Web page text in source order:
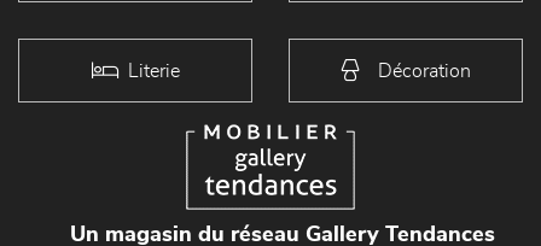
Literie Décoration
Un magasin du réseau Gallery Tendances